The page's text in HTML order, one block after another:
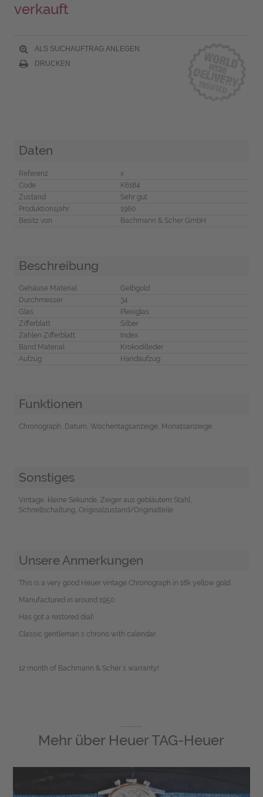
verkauft
ALS SUCHAUFTRAG ANLEGEN
DRUCKEN
Daten
Referenz
x
Code
K6184
Zustand
Sehr gut
Produktionsjahr
1960
Besitz von
Bachmann & Scher GmbH
Beschreibung
Gehäuse Material
Gelbgold
Durchmesser
34
Glas
Plexiglas
Zifferblatt
Silber
Zahlen Zifferblatt
Index
Band Material
Krokodilleder
Aufzug
Handaufzug
Funktionen
Chronograph, Datum, Wochentagsanzeige, Monatsanzeige
Sonstiges
Vintage, kleine Sekunde, Zeiger aus gebläutem Stahl,
Schnellschaltung, Originalzustand/Originalteile
Unsere Anmerkungen
This is a very good Heuer vintage Chronograph in 18k yellow gold.
Manufactured in around 1950.
Has got a restored dial!
Classic gentleman`s chrono with calendar.
12 month of Bachmann & Scher`s warranty!
Mehr über Heuer TAG-Heuer